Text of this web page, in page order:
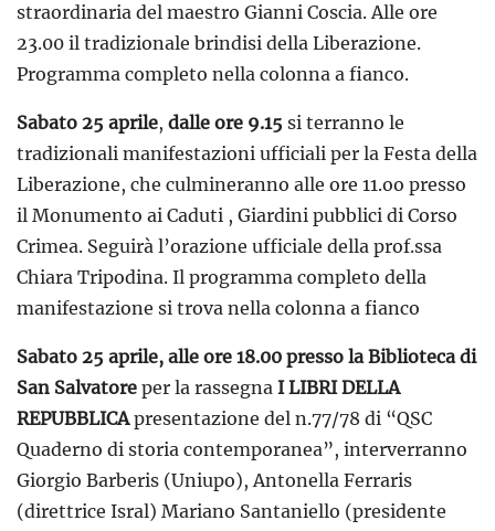
straordinaria del maestro Gianni Coscia. Alle ore
23.00 il tradizionale brindisi della Liberazione.
Programma completo nella colonna a fianco.
Sabato 25 aprile, dalle ore 9.15 si terranno le
tradizionali manifestazioni ufficiali per la Festa della
Liberazione, che culmineranno alle ore 11.oo presso
il Monumento ai Caduti , Giardini pubblici di Corso
Crimea. Seguirà l’orazione ufficiale della prof.ssa
Chiara Tripodina. Il programma completo della
manifestazione si trova nella colonna a fianco
Sabato 25 aprile, alle ore 18.00 presso la Biblioteca di
San Salvatore per la rassegna I LIBRI DELLA
REPUBBLICApresentazione del n.77/78 di “QSC
Quaderno di storia contemporanea”, interverranno
Giorgio Barberis (Uniupo), Antonella Ferraris
(direttrice Isral) Mariano Santaniello (presidente